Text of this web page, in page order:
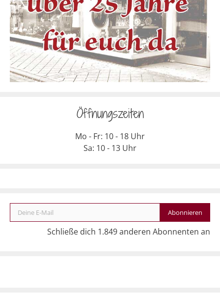
Öffnungszeiten
Mo - Fr: 10 - 18 Uhr
Sa: 10 - 13 Uhr
Deine E-Mail
Abonnieren
Schließe dich 1.849 anderen Abonnenten an